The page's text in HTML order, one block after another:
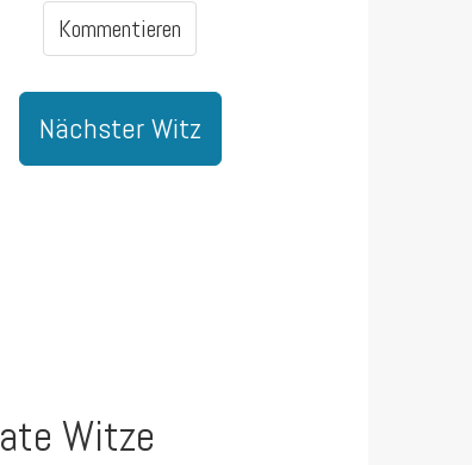
Kommentieren
Nächster Witz
Witze